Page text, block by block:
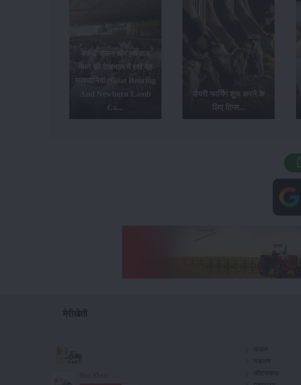
डेयरी फार्मिंग शुरू करने के
लिए टिप्स...
बकरियों की प्रमुख नस्लें और
उनके फायदे...